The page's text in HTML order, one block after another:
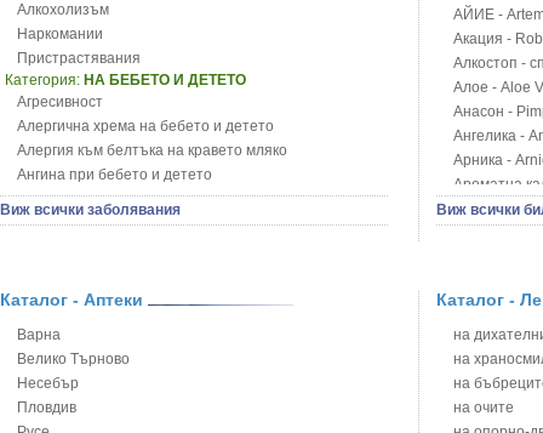
Алкохолизъм
Наркомании
Пристрастявания
Категория: НА БЕБЕТО И ДЕТЕТО
Агресивност
Алергична хрема на бебето и детето
Алергия към белтъка на кравето мляко
Ангина при бебето и детето
Анемия при бебето и детето
Апетит - пълни деца
Бронхиална астма при бебето и детето
Варицела
Висока температура на бебето и детето
Възпаление на ушите на бебето и детето
Глисти
Виж всички заболявания
АЙИЕ -
Акация -
Алкостоп -
Алое - Aloe
Анасон -
Ангелика -
Арника -
Ароматна
Арония -
Блатен
Блян
Бобови
Божур -
Борови
Босилек -
Виж всички
Каталог - Аптеки
Варна
Велико Търново
Несебър
Пловдив
Каталог -
на
на
на
на очите